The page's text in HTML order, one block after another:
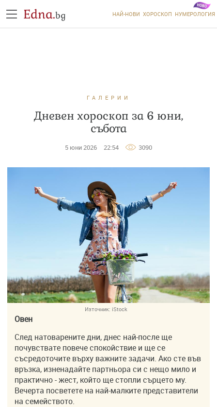
Edna.bg НАЙ-НОВИ ХОРОСКОП НУМЕРОЛОГИЯ
ГАЛЕРИИ
Дневен хороскоп за 6 юни,
събота
5 юни 2026 22:54 3090
Източник: iStock
Овен
След натоварените дни, днес най-после ще
почувствате повече спокойствие и ще се
съсредоточите върху важните задачи. Ако сте във
връзка, изненадайте партньора си с нещо мило и
практично - жест, който ще стопли сърцето му.
Вечерта посветете на най-малките представители
на семейството.